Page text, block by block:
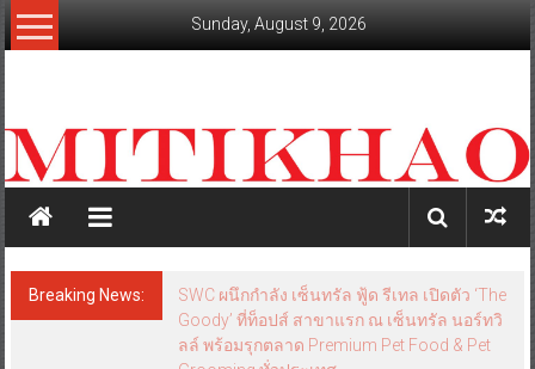
Skip
to
Sunday, August 9, 2026
สะท้อน
ลึก
เหลี่ยม
มุม
เศรษฐกิจ-
การเมือง-
Breaking News:
SWC ผนึกกำลัง เซ็นทรัล ฟู้ด รีเทล เปิดตัว ‘The
Goody’ ที่ท็อปส์ สาขาแรก ณ เซ็นทรัล นอร์ทวิ
ลล์ พร้อมรุกตลาด Premium Pet Food & Pet